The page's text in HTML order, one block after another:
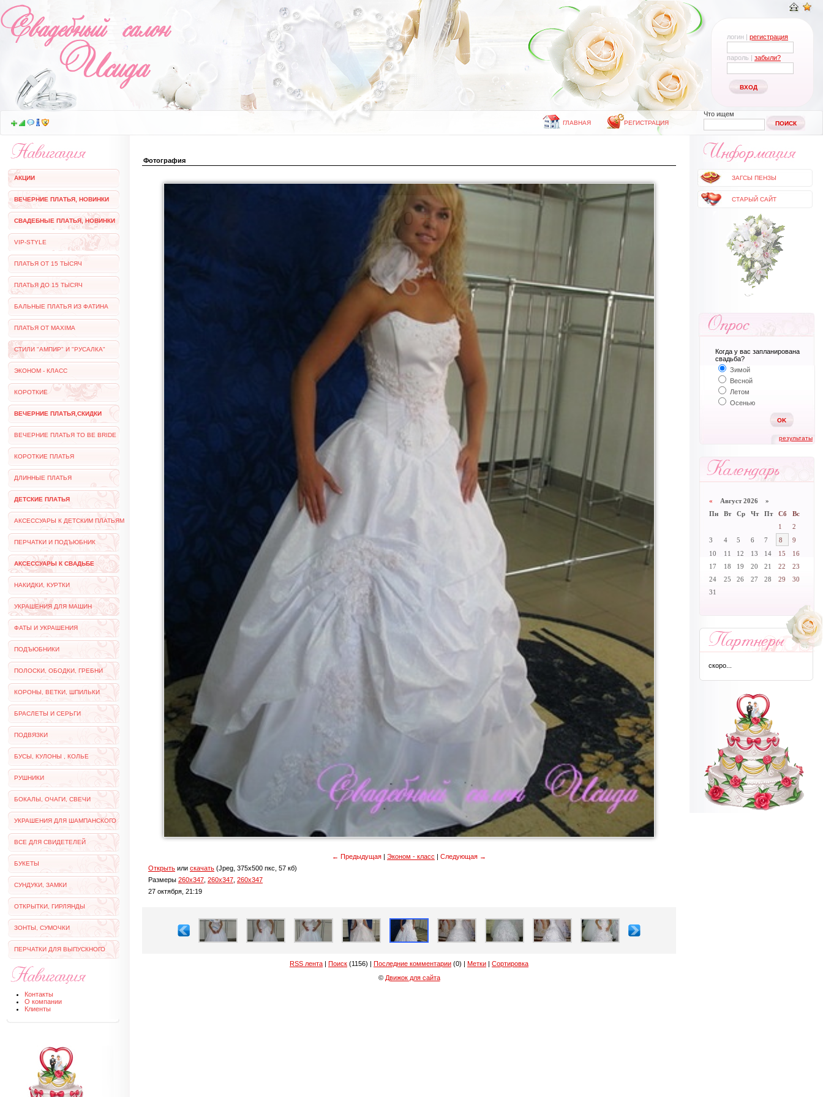
логин | регистрация
пароль | забыли?
Что ищем
ГЛАВНАЯ РЕГИСТРАЦИЯ
Фотография
- 0 +
← Предыдущая | Эконом - класс | Следующая →
Открыть или скачать (Jpeg, 375x500 пкс, 57 кб)
Размеры 260x347 260x347 260x347
27 октября, 21:19
RSS лента | Поиск (1156) | Последние комментарии (0) | Метки | Сортировка
© Движок для сайта
АКЦИИ
ВЕЧЕРНИЕ ПЛАТЬЯ, НОВИНКИ
СВАДЕБНЫЕ ПЛАТЬЯ, НОВИНКИ
VIP-STYLE
ПЛАТЬЯ ОТ 15 ТЫСЯЧ
ПЛАТЬЯ ДО 15 ТЫСЯЧ
БАЛЬНЫЕ ПЛАТЬЯ ИЗ ФАТИНА
ПЛАТЬЯ ОТ MAXIMA
СТИЛИ "АМПИР" И "РУСАЛКА"
ЭКОНОМ - КЛАСС
КОРОТКИЕ
ВЕЧЕРНИЕ ПЛАТЬЯ,СКИДКИ
ВЕЧЕРНИЕ ПЛАТЬЯ TO BE BRIDE
КОРОТКИЕ ПЛАТЬЯ
ДЛИННЫЕ ПЛАТЬЯ
ДЕТСКИЕ ПЛАТЬЯ
АКСЕССУАРЫ К ДЕТСКИМ ПЛАТЬЯМ
ПЕРЧАТКИ И ПОДЪЮБНИК
АКСЕССУАРЫ К СВАДЬБЕ
НАКИДКИ, КУРТКИ
УКРАШЕНИЯ ДЛЯ МАШИН
ФАТЫ И УКРАШЕНИЯ
ПОДЪЮБНИКИ
ПОЛОСКИ, ОБОДКИ, ГРЕБНИ
КОРОНЫ, ВЕТКИ, ШПИЛЬКИ
БРАСЛЕТЫ И СЕРЬГИ
ПОДВЯЗКИ
БУСЫ, КУЛОНЫ , КОЛЬЕ
РУШНИКИ
БОКАЛЫ, ОЧАГИ, СВЕЧИ
УКРАШЕНИЯ ДЛЯ ШАМПАНСКОГО
ВСЕ ДЛЯ СВИДЕТЕЛЕЙ
БУКЕТЫ
СУНДУКИ, ЗАМКИ
ОТКРЫТКИ, ГИРЛЯНДЫ
ЗОНТЫ, СУМОЧКИ
ПЕРЧАТКИ ДЛЯ ВЫПУСКНОГО
Контакты
О компании
Клиенты
ЗАГСЫ ПЕНЗЫ
СТАРЫЙ САЙТ
Когда у вас запланирована
свадьба?
Зимой
Весной
Летом
Осенью
результаты
« Август 2026 »
Пн
Вт Ср Чт Пт Сб
Вс
1
2
3
4 5 6 7 8
9
10
11 12 13 14 15
16
17
18 19 20 21 22
23
24
25 26 27 28 29
30
31
скоро...